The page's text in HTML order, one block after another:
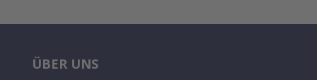
ÜBER UNS